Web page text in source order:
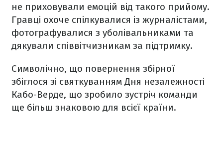
не приховували емоцій від такого прийому.
Гравці охоче спілкувалися із журналістами,
фотографувалися з уболівальниками та
дякували співвітчизникам за підтримку.
Символічно, що повернення збірної
збіглося зі святкуванням Дня незалежності
Кабо-Верде, що зробило зустріч команди
ще більш знаковою для всієї країни.